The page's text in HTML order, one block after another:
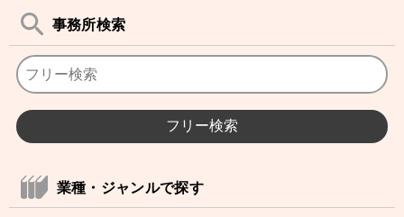
事務所検索
検
索:
業種・ジャンルで探す